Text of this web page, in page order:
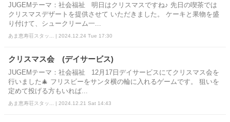
JUGEMテーマ：社会福祉 明日はクリスマスですね♪ 先日の喫茶では
クリスマスデザートを提供させて いただきました。 ケーキと果物を盛
り付けて、シュークリーム一...
あま恵寿荘スタッ... | 2024.12.24 Tue 17:30
クリスマス会 (デイサービス)
JUGEMテーマ：社会福祉 12月17日デイサービスにてクリスマス会を
行いました🎄 フリスビーをサンタ横の輪に入れるゲームです。 狙いを
定めて投げる方もいれば...
あま恵寿荘スタッ... | 2024.12.21 Sat 14:43